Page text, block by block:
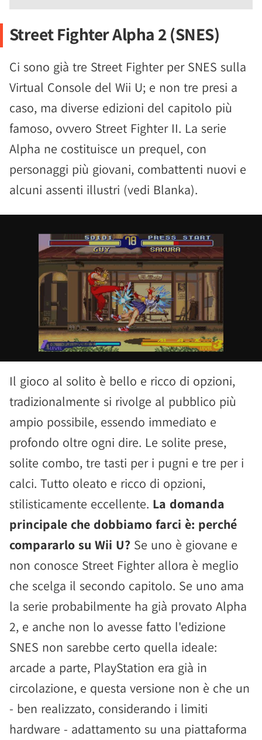
Street Fighter Alpha 2 (SNES)
Ci sono già tre Street Fighter per SNES sulla
Virtual Console del Wii U; e non tre presi a
caso, ma diverse edizioni del capitolo più
famoso, ovvero Street Fighter II. La serie
Alpha ne costituisce un prequel, con
personaggi più giovani, combattenti nuovi e
alcuni assenti illustri (vedi Blanka).
Il gioco al solito è bello e ricco di opzioni,
tradizionalmente si rivolge al pubblico più
ampio possibile, essendo immediato e
profondo oltre ogni dire. Le solite prese,
solite combo, tre tasti per i pugni e tre per i
calci. Tutto oleato e ricco di opzioni,
stilisticamente eccellente. La domanda
principale che dobbiamo farci è: perché
compararlo su Wii U? Se uno è giovane e
non conosce Street Fighter allora è meglio
che scelga il secondo capitolo. Se uno ama
la serie probabilmente ha già provato Alpha
2, e anche non lo avesse fatto l'edizione
SNES non sarebbe certo quella ideale:
arcade a parte, PlayStation era già in
circolazione, e questa versione non è che un
- ben realizzato, considerando i limiti
hardware - adattamento su una piattaforma